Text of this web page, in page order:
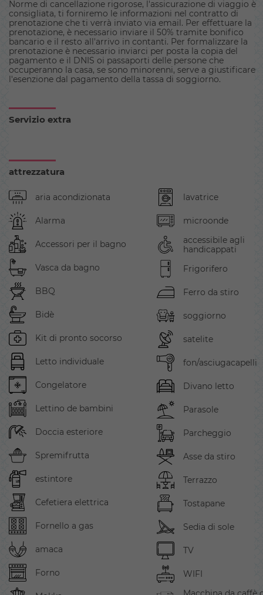
Norme di cancellazione rigorose, l'assicurazione di viaggio è
consigliata, ti forniremo le informazioni nel contratto di
prenotazione che ti verrà inviato via email. Per effettuare la
prenotazione, è necessario inviare il 50% tramite bonifico
bancario e il resto all'arrivo in contanti. Per formalizzare la
prenotazione è necessario inviarci per posta la copia del
pagamento e il DNIS oi passaporti delle persone che
occuperanno la casa, se sono minorenni, serve a giustificare
l'esenzione dal pagamento della tassa di soggiorno.
Servizio extra
attrezzatura
aria acondizionata
Alarma
Accessori per il bagno
Vasca da bagno
BBQ
Bidè
Kit di pronto socorso
Letto individuale
Congelatore
Lettino de bambini
Doccia esteriore
Spremifrutta
estintore
Cefetiera elettrica
Fornello a gas
amaca
Forno
lavatrice
microonde
accessibile agli
handicappati
Frigorifero
Ferro da stiro
soggiorno
satelite
fon/asciugacapelli
Divano letto
Parasole
Parcheggio
Asse da stiro
Terrazzo
Tostapane
Sedia di sole
TV
WIFI